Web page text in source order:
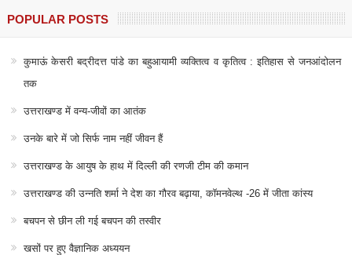
POPULAR POSTS
कुमाऊं केसरी बद्रीदत्त पांडे का बहुआयामी व्यक्तित्व व कृतित्व : इतिहास से जनआंदोलन
तक
उत्तराखण्ड में वन्य-जीवों का आतंक
उनके बारे में जो सिर्फ नाम नहीं जीवन हैं
उत्तराखण्ड के आयुष के हाथ में दिल्ली की रणजी टीम की कमान
उत्तराखण्ड की उन्नति शर्मा ने देश का गौरव बढ़ाया, कॉमनवेल्थ -26 में जीता कांस्य
बचपन से छीन ली गई बचपन की तस्वीर
खसों पर हुए वैज्ञानिक अध्ययन